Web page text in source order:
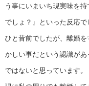
う事にいまいち現実味を
でしょ？』といった反応で
ひと昔前でしたが、離婚
かしい事だという認識が
ではないと思っています。